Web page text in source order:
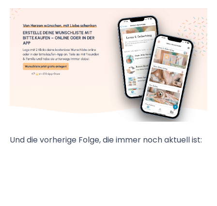
Und die vorherige Folge, die immer noch aktuell ist: